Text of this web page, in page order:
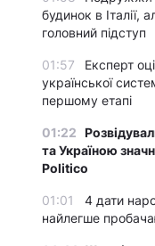
будинок в Італії,
головний підступ
01:57
Експерт
української
першому етапі
01:22
та Україною
Politico
01:01
4 дати
найлегше